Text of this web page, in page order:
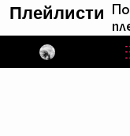
Плейлисти